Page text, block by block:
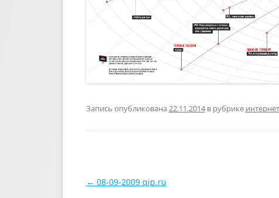
Запись опубликована 22.11.2014в рубрике интернет
Навигация по записям
← 08-09-2009 qip.ru